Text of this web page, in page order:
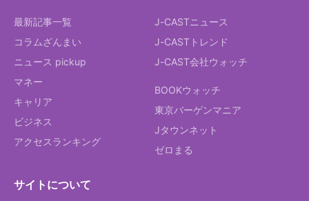
最新記事一覧
コラムざんまい
ニュース pickup
マネー
キャリア
ビジネス
アクセスランキング
J-CASTニュース
J-CASTトレンド
J-CAST会社ウォッチ
BOOKウォッチ
東京バーゲンマニア
Jタウンネット
ゼロまる
サイトについて